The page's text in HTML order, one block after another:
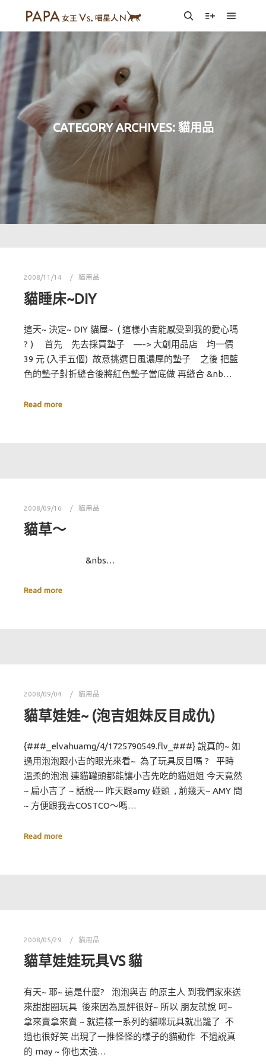
SearchMore info
Main
CATEGORY ARCHIVES: 貓用品
2008/11/14 貓用品
貓睡床~DIY
這天~ 決定~ DIY 貓屋~ ( 這樣小吉能感受到我的愛心嗎
? ) 首先 先去採買墊子 —-> 大創用品店 均一價
39 元 (入手五個) 故意挑選日風濃厚的墊子 之後 把藍
色的墊子對折縫合後將紅色墊子當底做 再縫合 &nb…
Read more
2008/09/16 貓用品
貓草～
&nbs…
Read more
2008/09/04 貓用品
貓草娃娃~ (泡吉姐妹反目成仇)
{###_elvahuamg/4/1725790549.flv_###} 說真的~ 如
過用泡泡跟小吉的眼光來看~ 為了玩具反目嗎 ? 平時
溫柔的泡泡 連貓罐頭都能讓小吉先吃的貓姐姐 今天竟然
~ 扁小吉了 ~ 話說~~ 昨天跟amy 碰頭 , 前幾天~ AMY 問
~ 方便跟我去COSTCO～嗎…
Read more
2008/05/29 貓用品
貓草娃娃玩具VS 貓
有天~ 耶~ 這是什麼? 泡泡與吉 的原主人 到我們家來送
來甜甜圈玩具 後來因為風評很好~ 所以 朋友就說 呵~
拿來賣拿來賣 ~ 就這樣一系列的貓咪玩具就出籠了 不
過也很好笑 出現了一推怪怪的樣子的貓動作 不過說真
的 may ~ 你也太強…